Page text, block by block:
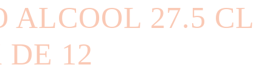
ALCOOL 27.5 CL
DE 12